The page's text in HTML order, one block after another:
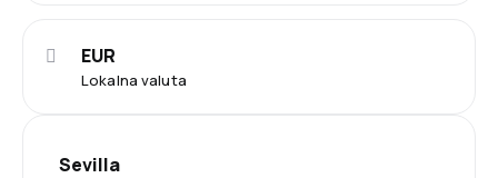
Lokalna valuta
EUR
Sevilla